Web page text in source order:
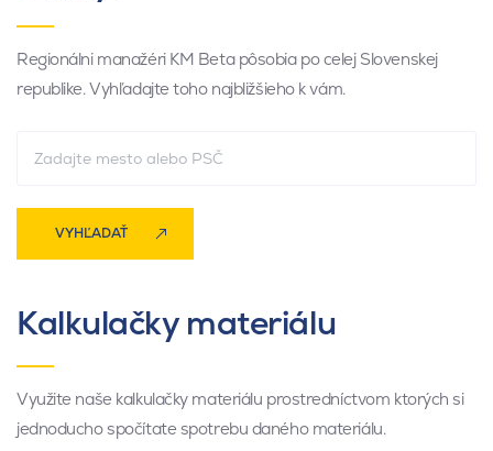
Regionálni manažéri KM Beta pôsobia po celej Slovenskej
republike. Vyhľadajte toho najbližšieho k vám.
VYHĽADAŤ
Kalkulačky materiálu
Využite naše kalkulačky materiálu prostredníctvom ktorých si
jednoducho spočítate spotrebu daného materiálu.